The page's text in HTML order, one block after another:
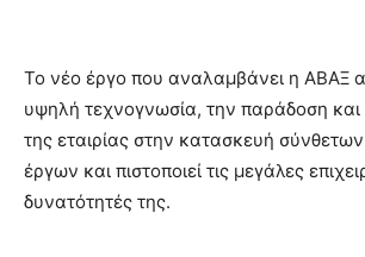
Το νέο έργο που αναλαμβάνει η ΑΒΑΞ
υψηλή τεχνογνωσία, την παράδοση και
της εταιρίας στην κατασκευή
έργων και πιστοποιεί τις μεγάλες
δυνατότητές της.